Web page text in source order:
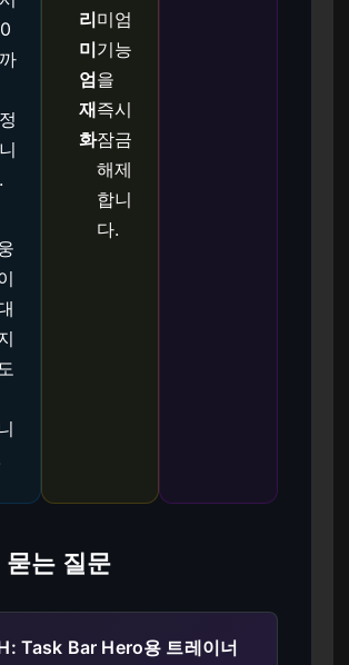
리
미
엄
재
화
미엄
기능
을
즉시
잠금
해제
합니
다.
묻는 질문
Task Bar Hero용 트레이너